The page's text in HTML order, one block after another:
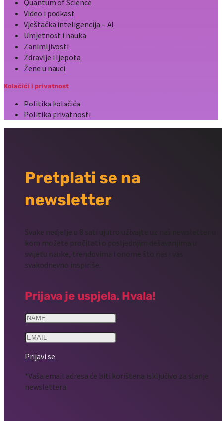
Quantum of Science
Video i podkast
Vještačka inteligencija – AI
Umjetnost i nauka
Zanimljivosti
Zdravlje i ljepota
Žene u nauci
Kolačići i privatnost
Politika kolačića
Politika privatnosti
Pretplati se na
newsletter
Svake nedjelje u 8 sati ujutro uživajte uz naš newsletter u
kom možete pročitati o posljednjim dešavanjima u
svijetu nauke, trendovima i onome što nas i vas
svakodnevno inspiriše.
Prijava je uspjela. Hvala!
Prijavi se
*Vaša email adresa će biti korištena isključivo za slanje
newslettera.